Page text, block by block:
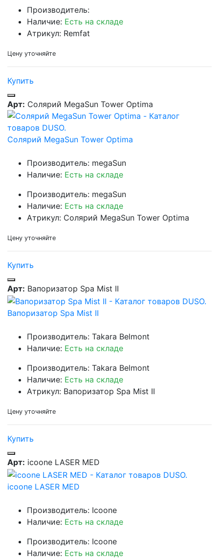
Производитель:
Наличие: Есть на складе
Атрикул: Remfat
Цену уточняйте
Купить
Арт: Солярий MegaSun Tower Optima
Солярий MegaSun Tower Optima
Производитель: megaSun
Наличие: Есть на складе
Производитель: megaSun
Наличие: Есть на складе
Атрикул: Солярий MegaSun Tower Optima
Цену уточняйте
Купить
Арт: Вапоризатор Spa Mist II
Вапоризатор Spa Mist II
Производитель: Takara Belmont
Наличие: Есть на складе
Производитель: Takara Belmont
Наличие: Есть на складе
Атрикул: Вапоризатор Spa Mist II
Цену уточняйте
Купить
Арт: icoone LASER MED
icoone LASER MED
Производитель: Icoone
Наличие: Есть на складе
Производитель: Icoone
Наличие: Есть на складе